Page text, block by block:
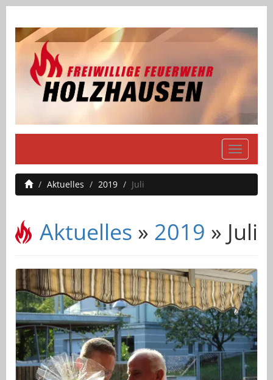
Aktuelles
2019 Juli
Aktuelles » 2019 » Juli